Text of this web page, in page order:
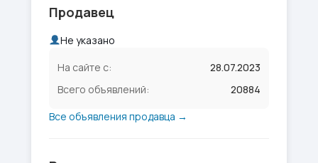
Продавец
Не указано
На сайте с:
28.07.2023
Всего объявлений:
20884
Все объявления продавца →